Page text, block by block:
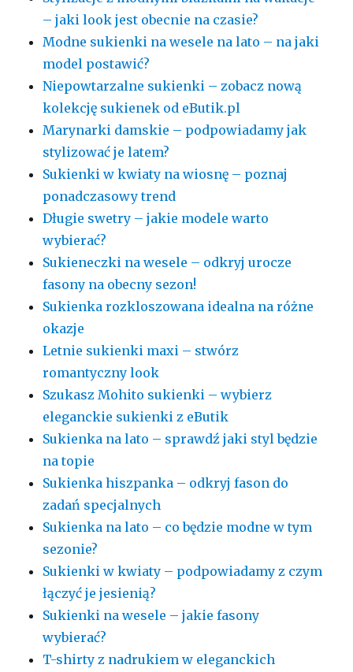
– jaki look jest obecnie na czasie?
Modne sukienki na wesele na lato – na jaki
model postawić?
Niepowtarzalne sukienki – zobacz nową
kolekcję sukienek od eButik.pl
Marynarki damskie – podpowiadamy jak
stylizować je latem?
Sukienki w kwiaty na wiosnę – poznaj
ponadczasowy trend
Długie swetry – jakie modele warto
wybierać?
Sukieneczki na wesele – odkryj urocze
fasony na obecny sezon!
Sukienka rozkloszowana idealna na różne
okazje
Letnie sukienki maxi – stwórz
romantyczny look
Szukasz Mohito sukienki – wybierz
eleganckie sukienki z eButik
Sukienka na lato – sprawdź jaki styl będzie
na topie
Sukienka hiszpanka – odkryj fason do
zadań specjalnych
Sukienka na lato – co będzie modne w tym
sezonie?
Sukienki w kwiaty – podpowiadamy z czym
łączyć je jesienią?
Sukienki na wesele – jakie fasony
wybierać?
T-shirty z nadrukiem w eleganckich